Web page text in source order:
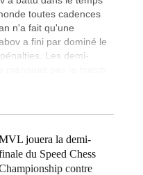
toutes cadences
n'a fait qu'une
a fini par dominé le
Les demi-
jouera la demi-
du Speed Chess
contre